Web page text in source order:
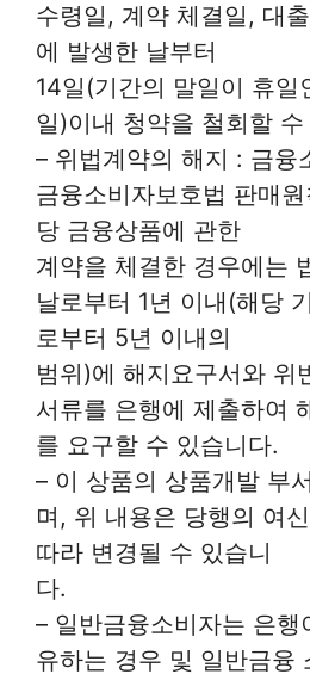
수령일, 계약 체결일, 대
에 발생한 날부터
14일(기간의 말일이 휴일
일)이내 청약을 철회할
– 위법계약의 해지 : 금융
금융소비자보호법 판매
당 금융상품에 관한
계약을 체결한 경우에는
날로부터 1년 이내(해당
로부터 5년 이내의
범위)에 해지요구서와 위
서류를 은행에 제출하여
를 요구할 수 있습니다.
– 이 상품의 상품개발 부
며, 위 내용은 당행의 여
따라 변경될 수 있습니
다.
– 일반금융소비자는 은행
유하는 경우 및 일반금융